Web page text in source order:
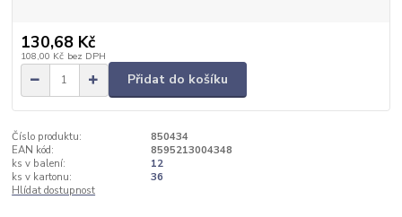
130,68 Kč
108,00 Kč bez DPH
Přidat do košíku
Číslo produktu:
850434
EAN kód:
8595213004348
ks v balení:
12
ks v kartonu:
36
Hlídat dostupnost